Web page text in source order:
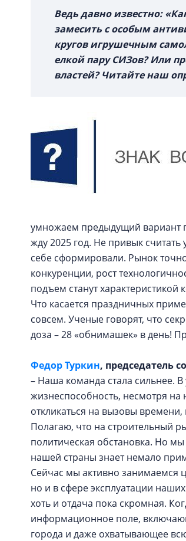
Ведь давно известно:
замесить с особым
кругов игрушечным
елкой пару СИЗов? Или
властей? Читайте наш
умножаем предыдущий вариант
жду 2025 год. Не привык
себе сформировали. Рынок
конкуренции, рост
подъем станут
Что касается праздничных
совсем. Ученые говорят, что
доза – 28 «обнимашек» в день!
Федор Туркин, председатель
– Наша команда стала сильнее.
жизнеспособность, несмотря
откликаться на вызовы
Полагаю, что на строительный
политическая обстановка. Но
нашей страны знает немало
Сейчас мы активно занимаемся
но и в сфере эксплуатации
хоть и отдача пока скромная.
информационное поле,
города и даже охватывающее